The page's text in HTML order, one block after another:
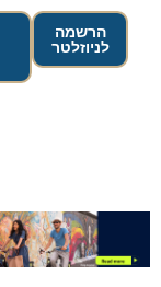
הרשמה
לניוזלטר